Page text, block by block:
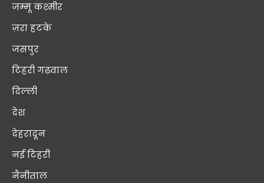
जम्मू कश्मीर
ज़रा हटके
जसपुर
टिहरी गढ़वाल
दिल्ली
देश
देहरादून
नई टिहरी
नैनीताल